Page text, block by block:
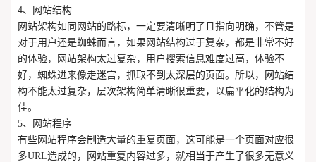
4、网站结构
网站架构如同网站的路标，一定要清晰明了且指向明确，不管是
对于用户还是蜘蛛而言，如果网站结构过于复杂，都是非常不好
的体验，网站架构太过复杂，用户搜索信息难度过高，体验不
好，蜘蛛进来像走迷宫，抓取不到太深层的页面。所以，网站结
构不能太过复杂，层次架构简单清晰很重要，以扁平化的结构为
佳。
5、网站程序
有些网站程序会制造大量的重复页面，这可能是一个页面对应很
多URL造成的，网站重复内容过多，就相当于产生了很多无意义